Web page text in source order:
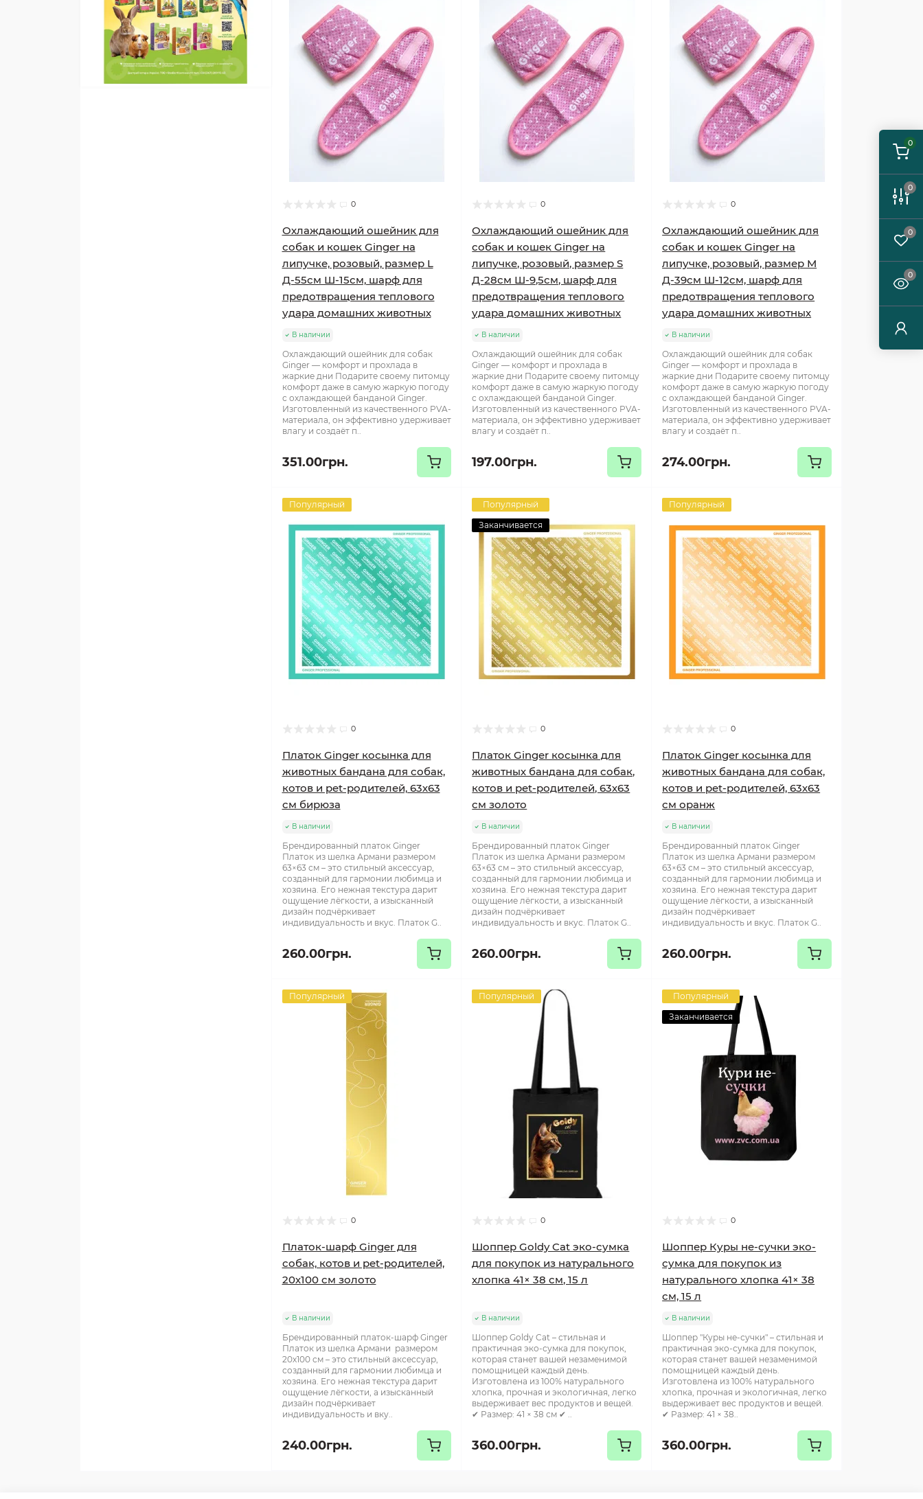
0
0
0
0
0
Охлаждающий ошейник для
собак и кошек Ginger на
липучке, розовый, размер L
Д-55см Ш-15см, шарф для
предотвращения теплового
удара домашних животных
В наличии
Охлаждающий ошейник для собак
Ginger — комфорт и прохлада в
жаркие дни Подарите своему питомцу
комфорт даже в самую жаркую погоду
с охлаждающей банданой Ginger.
Изготовленный из качественного PVA-
материала, он эффективно удерживает
влагу и создаёт п..
351.00грн.
0
Охлаждающий ошейник для
собак и кошек Ginger на
липучке, розовый, размер S
Д-28см Ш-9,5см, шарф для
предотвращения теплового
удара домашних животных
В наличии
Охлаждающий ошейник для собак
Ginger — комфорт и прохлада в
жаркие дни Подарите своему питомцу
комфорт даже в самую жаркую погоду
с охлаждающей банданой Ginger.
Изготовленный из качественного PVA-
материала, он эффективно удерживает
влагу и создаёт п..
197.00грн.
0
Охлаждающий ошейник для
собак и кошек Ginger на
липучке, розовый, размер М
Д-39см Ш-12см, шарф для
предотвращения теплового
удара домашних животных
В наличии
Охлаждающий ошейник для собак
Ginger — комфорт и прохлада в
жаркие дни Подарите своему питомцу
комфорт даже в самую жаркую погоду
с охлаждающей банданой Ginger.
Изготовленный из качественного PVA-
материала, он эффективно удерживает
влагу и создаёт п..
274.00грн.
Популярный
0
Платок Ginger косынка для
животных бандана для собак,
котов и pet-родителей, 63х63
см бирюза
В наличии
Брендированный платок Ginger
Платок из шелка Армани размером
63×63 см – это стильный аксессуар,
созданный для гармонии любимца и
хозяина. Его нежная текстура дарит
ощущение лёгкости, а изысканный
дизайн подчёркивает
индивидуальность и вкус. Платок G..
260.00грн.
Популярный
Заканчивается
0
Платок Ginger косынка для
животных бандана для собак,
котов и pet-родителей, 63х63
см золото
В наличии
Брендированный платок Ginger
Платок из шелка Армани размером
63×63 см – это стильный аксессуар,
созданный для гармонии любимца и
хозяина. Его нежная текстура дарит
ощущение лёгкости, а изысканный
дизайн подчёркивает
индивидуальность и вкус. Платок G..
260.00грн.
Популярный
0
Платок Ginger косынка для
животных бандана для собак,
котов и pet-родителей, 63х63
см оранж
В наличии
Брендированный платок Ginger
Платок из шелка Армани размером
63×63 см – это стильный аксессуар,
созданный для гармонии любимца и
хозяина. Его нежная текстура дарит
ощущение лёгкости, а изысканный
дизайн подчёркивает
индивидуальность и вкус. Платок G..
260.00грн.
Популярный
0
Платок-шарф Ginger для
собак, котов и pet-родителей,
20х100 см золото
В наличии
Брендированный платок-шарф Ginger
Платок из шелка Армани размером
20х100 см – это стильный аксессуар,
созданный для гармонии любимца и
хозяина. Его нежная текстура дарит
ощущение лёгкости, а изысканный
дизайн подчёркивает
индивидуальность и вку..
240.00грн.
Популярный
0
Шоппер Goldy Cat эко-сумка
для покупок из натурального
хлопка 41× 38 см, 15 л
В наличии
Шоппер Goldy Cat – стильная и
практичная эко-сумка для покупок,
которая станет вашей незаменимой
помощницей каждый день.
Изготовлена из 100% натурального
хлопка, прочная и экологичная, легко
выдерживает вес продуктов и вещей.
✔ Размер: 41 × 38 см ✔ ..
360.00грн.
Популярный
Заканчивается
0
Шоппер Куры не-сучки эко-
сумка для покупок из
натурального хлопка 41× 38
см, 15 л
В наличии
Шоппер "Куры не-сучки" – стильная и
практичная эко-сумка для покупок,
которая станет вашей незаменимой
помощницей каждый день.
Изготовлена из 100% натурального
хлопка, прочная и экологичная, легко
выдерживает вес продуктов и вещей.
✔ Размер: 41 × 38..
360.00грн.